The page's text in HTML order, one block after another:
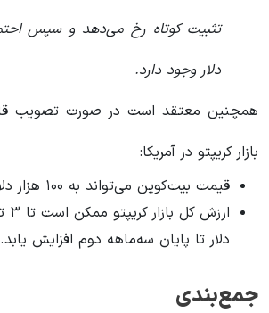
دلار وجود دارد.
بازار کریپتو در آمریکا:
قیمت بیت‌کوین می‌تواند به ۱۰۰ هزار دلار برسد
دلار تا پایان سه‌ماهه دوم افزایش یابد.
جمع‌بندی